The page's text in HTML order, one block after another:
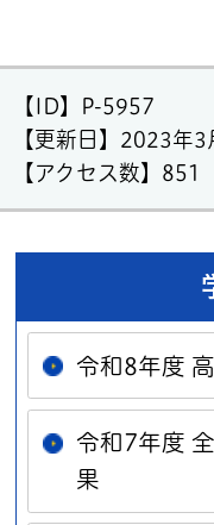
【ID】
P-5957
【更新日】 2023年3
【アクセス数】 851
令和8年度
令和7年度
果